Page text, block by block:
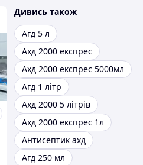
Дивись також
Агд 5 л
Ахд 2000 експрес
Ахд 2000 експрес 5000мл
Агд 1 літр
Ахд 2000 5 літрів
Ахд 2000 експрес 1л
Антисептик ахд
Агд 250 мл